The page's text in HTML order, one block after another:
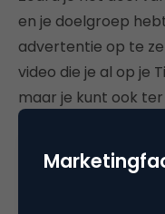
en je doelgroep
advertentie op te
video die je al op je
maar je kunt ook
creëren met
tool. TikTok raadt
verschillende